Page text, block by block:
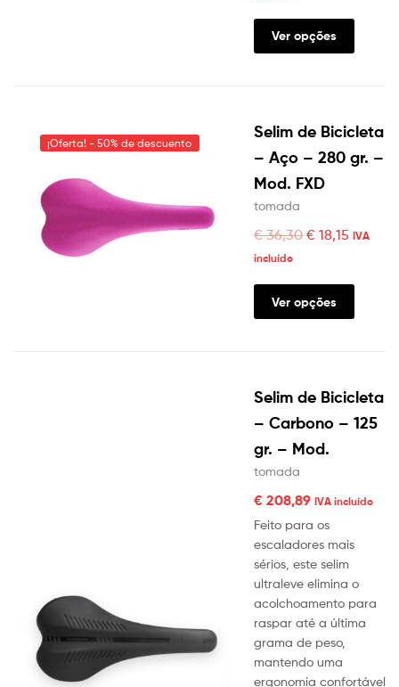
Ver opções
¡Oferta! - 50% de descuento
Selim de Bicicleta
– Aço – 280 gr. –
Mod. FXD
tomada
€36,30 € 18,15 IVA
incluído
Ver opções
Selim de Bicicleta
– Carbono – 125
gr. – Mod.
tomada
€ 208,89 IVA incluído
Feito para os
escaladores mais
sérios, este selim
ultraleve elimina o
acolchoamento para
raspar até a última
grama de peso,
mantendo uma
ergonomia confortável